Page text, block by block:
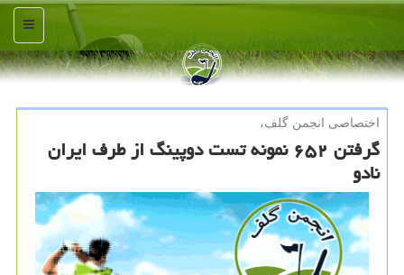
منو
اختصاصی انجمن گلف،
گرفتن ۶۵۲ نمونه تست دوپینگ از طرف ایران
نادو